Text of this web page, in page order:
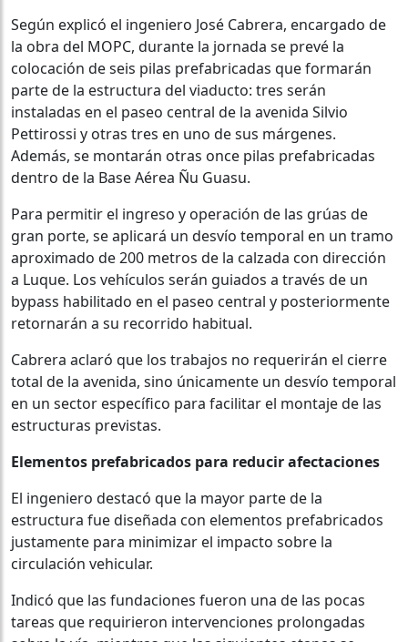
Según explicó el ingeniero José Cabrera, encargado de
la obra del MOPC, durante la jornada se prevé la
colocación de seis pilas prefabricadas que formarán
parte de la estructura del viaducto: tres serán
instaladas en el paseo central de la avenida Silvio
Pettirossi y otras tres en uno de sus márgenes.
Además, se montarán otras once pilas prefabricadas
dentro de la Base Aérea Ñu Guasu.
Para permitir el ingreso y operación de las grúas de
gran porte, se aplicará un desvío temporal en un tramo
aproximado de 200 metros de la calzada con dirección
a Luque. Los vehículos serán guiados a través de un
bypass habilitado en el paseo central y posteriormente
retornarán a su recorrido habitual.
Cabrera aclaró que los trabajos no requerirán el cierre
total de la avenida, sino únicamente un desvío temporal
en un sector específico para facilitar el montaje de las
estructuras previstas.
Elementos prefabricados para reducir afectaciones
El ingeniero destacó que la mayor parte de la
estructura fue diseñada con elementos prefabricados
justamente para minimizar el impacto sobre la
circulación vehicular.
Indicó que las fundaciones fueron una de las pocas
tareas que requirieron intervenciones prolongadas